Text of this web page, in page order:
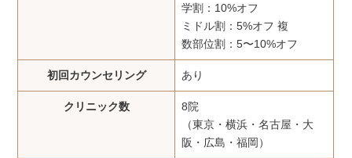
学割：10%オフ
ミドル割：5%オフ 複
数部位割：5〜10%オフ
初回カウンセリング あり
クリニック数
8院
（東京・横浜・名古屋・大
阪・広島・福岡）